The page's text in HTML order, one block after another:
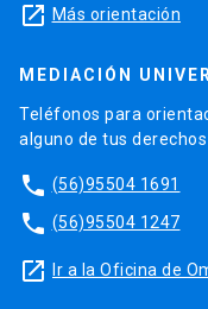
launch Más orientación
MEDIACIÓN
Teléfonos para
alguno de tus
phone (56)95504 1691
phone (56)95504 1247
launch Ir a la Oficina de